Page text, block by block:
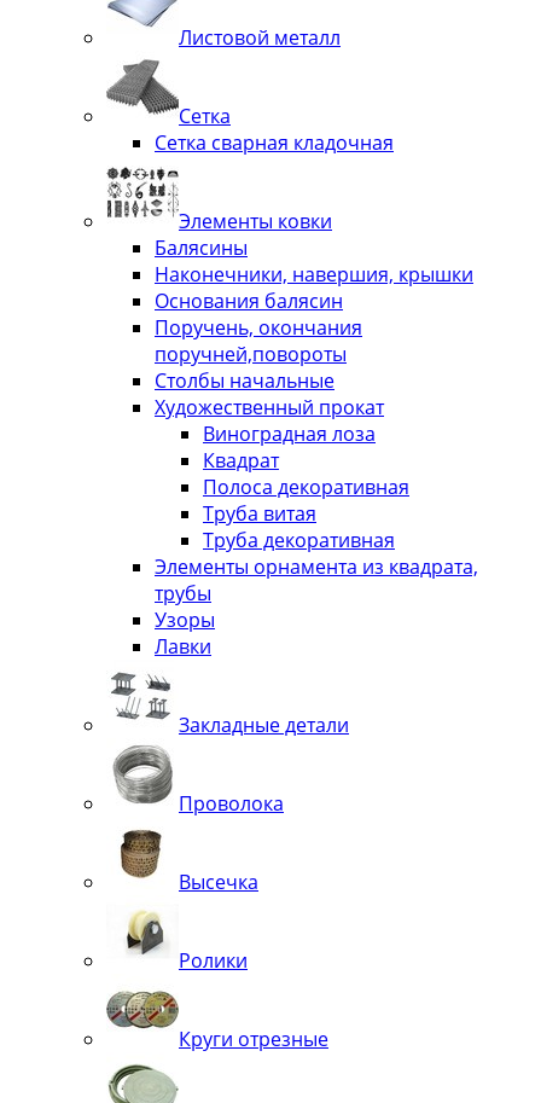
Листовой металл
Сетка
Сетка сварная кладочная
Элементы ковки
Балясины
Наконечники, навершия, крышки
Основания балясин
Поручень, окончания
поручней,повороты
Столбы начальные
Художественный прокат
Виноградная лоза
Квадрат
Полоса декоративная
Труба витая
Труба декоративная
Элементы орнамента из квадрата,
трубы
Узоры
Лавки
Закладные детали
Проволока
Высечка
Ролики
Круги отрезные